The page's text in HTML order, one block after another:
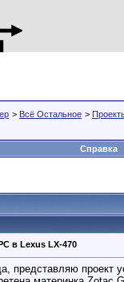
> Всё Остальное >
Справка
в Lexus LX-470
представляю проект